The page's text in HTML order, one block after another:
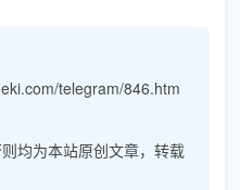
telegram/846.htm
均为本站原创文章，转载